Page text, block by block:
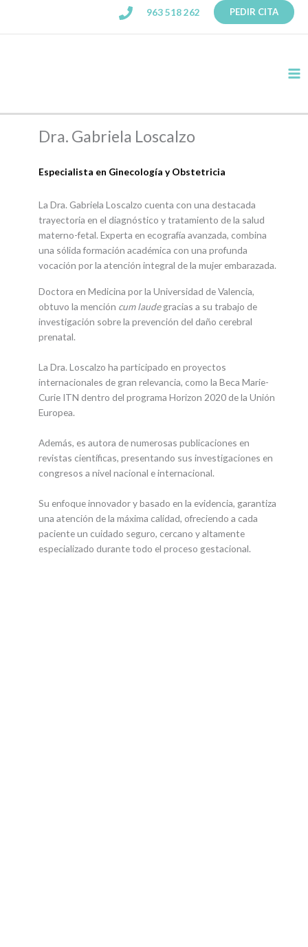
contenido
963 518 262 PEDIR CITA
Dra. Gabriela Loscalzo
Especialista en Ginecología y Obstetricia
La Dra. Gabriela Loscalzo cuenta con una destacada
trayectoria en el diagnóstico y tratamiento de la salud
materno-fetal. Experta en ecografía avanzada, combina
una sólida formación académica con una profunda
vocación por la atención integral de la mujer embarazada.
Doctora en Medicina por la Universidad de Valencia,
obtuvo la mención cum laudegracias a su trabajo de
investigación sobre la prevención del daño cerebral
prenatal.
La Dra. Loscalzo ha participado en proyectos
internacionales de gran relevancia, como la Beca Marie-
Curie ITN dentro del programa Horizon 2020 de la Unión
Europea.
Además, es autora de numerosas publicaciones en
revistas científicas, presentando sus investigaciones en
congresos a nivel nacional e internacional.
Su enfoque innovador y basado en la evidencia, garantiza
una atención de la máxima calidad, ofreciendo a cada
paciente un cuidado seguro, cercano y altamente
especializado durante todo el proceso gestacional.